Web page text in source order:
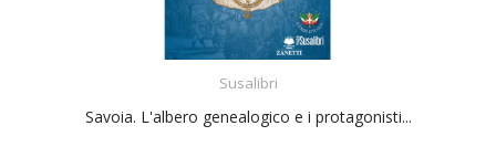
Susalibri
Savoia. L'albero genealogico e i protagonisti...